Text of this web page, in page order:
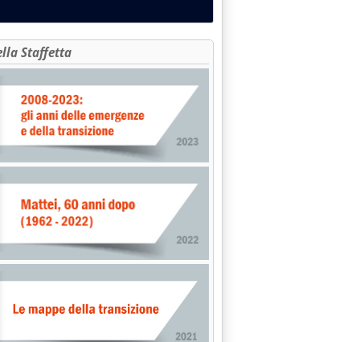
Staffetta